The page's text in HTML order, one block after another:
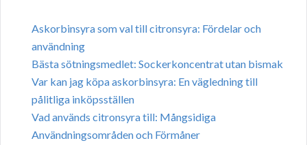
Askorbinsyra som val till citronsyra: Fördelar och
användning
Bästa sötningsmedlet: Sockerkoncentrat utan bismak
Var kan jag köpa askorbinsyra: En vägledning till
pålitliga inköpsställen
Vad används citronsyra till: Mångsidiga
Användningsområden och Förmåner